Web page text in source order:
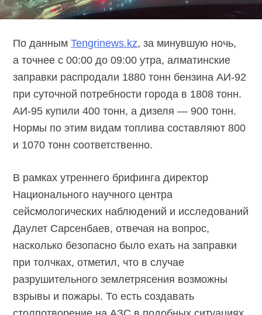
По даннымTengrinews.kz, за минувшую ночь,
а точнее с 00:00 до 09:00 утра, алматинские
заправки распродали 1880 тонн бензинаАИ-92
при суточной потребности города в 1808 тонн.
АИ-95 купили 400 тонн, а дизеля — 900 тонн.
Нормы по этим видам топлива составляют 800
и 1070 тонн соответственно.
В рамках утреннего брифинга директор
Национального научного центра
сейсмологических наблюдений и исследований
Даулет Сарсенбаев, отвечая на вопрос,
насколько безопасно было ехать на заправки
при толчках, отметил, что в случае
разрушительного землетрясения возможны
взрывы и пожары. То есть создавать